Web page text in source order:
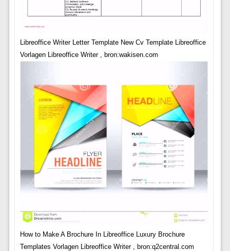
Libreoffice Writer Letter Template New Cv Template Libreoffice
Vorlagen Libreoffice Writer , bron:wakisen.com
How to Make A Brochure In Libreoffice Luxury Brochure
Templates Vorlagen Libreoffice Writer , bron:q2central.com